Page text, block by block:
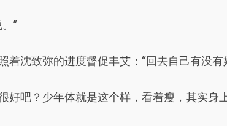
”
着沈致弥的进度督促丰艾：“回去自己有没
好吧？少年体就是这个样，看着瘦，其实身